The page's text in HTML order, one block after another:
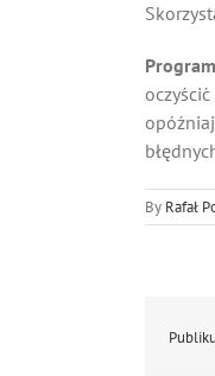
Program
By Rafał